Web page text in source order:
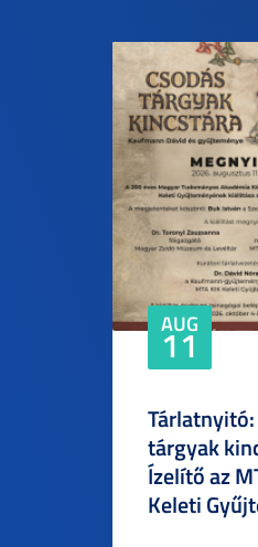
AUG
11
Tárlatnyitó:
tárgyak
Ízelítő az
Keleti